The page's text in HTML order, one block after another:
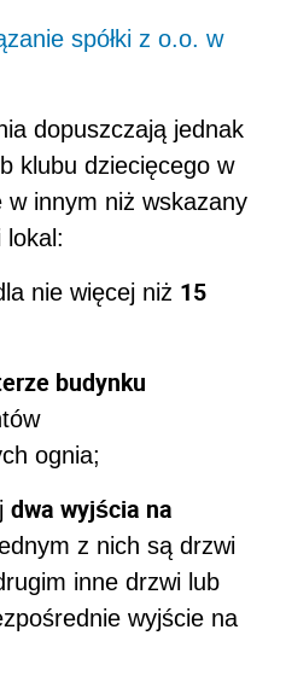
spółki z o.o. w
dopuszczają jednak
klubu dziecięcego w
w innym niż wskazany
lokal:
nie więcej niż 15
budynku
ognia;
dwa wyjścia na
z nich są drzwi
inne drzwi lub
wyjście na